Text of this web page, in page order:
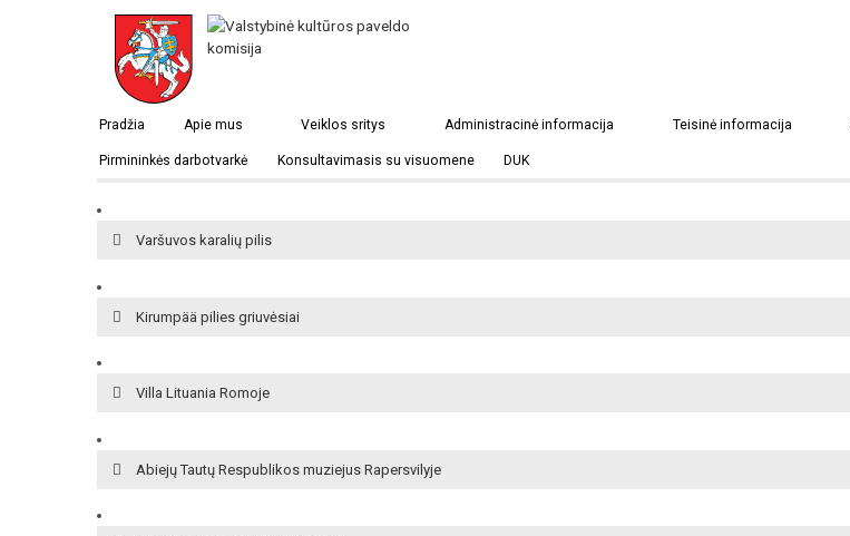
Pradžia Apie mus Veiklos sritys Administracinė informacija Teisinė informacija
Pirmininkės darbotvarkė Konsultavimasis su visuomene DUK
Nesvyžius
Zaosės dvaras
Varšuvos karalių pilis
Kirumpää pilies griuvėsiai
Villa Lituania Romoje
Abiejų Tautų Respublikos muziejus Rapersvilyje